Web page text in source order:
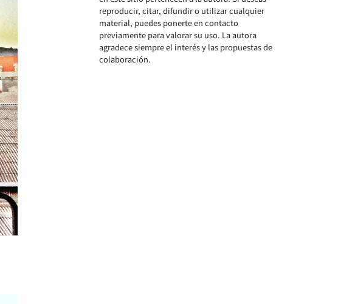
reproducir, citar, difundir o utilizar cualquier
material, puedes ponerte en contacto
previamente para valorar su uso. La autora
agradece siempre el interés y las propuestas de
colaboración.